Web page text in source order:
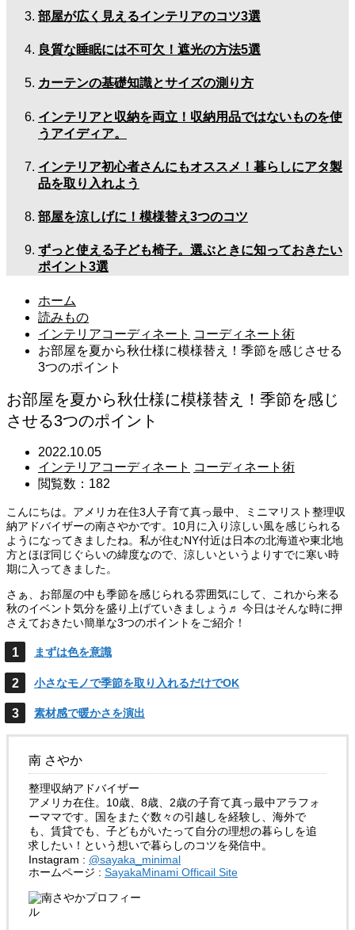
部屋が広く見えるインテリアのコツ3選
良質な睡眠には不可欠！遮光の方法5選
カーテンの基礎知識とサイズの測り方
インテリアと収納を両立！収納用品ではないものを使
うアイディア。
インテリア初心者さんにもオススメ！暮らしにアタ製
品を取り入れよう
部屋を涼しげに！模様替え3つのコツ
ずっと使える子ども椅子。選ぶときに知っておきたい
ポイント3選
ホーム
読みもの
インテリアコーディネート コーディネート術
お部屋を夏から秋仕様に模様替え！季節を感じさせる
3つのポイント
お部屋を夏から秋仕様に模様替え！季節を感じ
させる3つのポイント
2022.10.05
インテリアコーディネート コーディネート術
閲覧数：182
こんにちは。アメリカ在住3人子育て真っ最中、ミニマリスト整理収
納アドバイザーの南さやかです。10月に入り涼しい風を感じられる
ようになってきましたね。私が住むNY付近は日本の北海道や東北地
方とほぼ同じぐらいの緯度なので、涼しいというよりすでに寒い時
期に入ってきました。
さぁ、お部屋の中も季節を感じられる雰囲気にして、これから来る
秋のイベント気分を盛り上げていきましょう♬ 今日はそんな時に押
さえておきたい簡単な3つのポイントをご紹介！
まずは色を意識
小さなモノで季節を取り入れるだけでOK
素材感で暖かさを演出
南 さやか
整理収納アドバイザー
アメリカ在住。10歳、8歳、2歳の子育て真っ最中アラフォ
ーママです。国をまたぐ数々の引越しを経験し、海外で
も、賃貸でも、子どもがいたって自分の理想の暮らしを追
求したい！という想いで暮らしのコツを発信中。
Instagram : @sayaka_minimal
ホームページ : SayakaMinami Officail Site